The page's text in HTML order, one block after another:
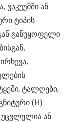
ვაკუუმში ან
ტიპის
განუყოფელი
ტალღები,
(H)
უცვლელია ან